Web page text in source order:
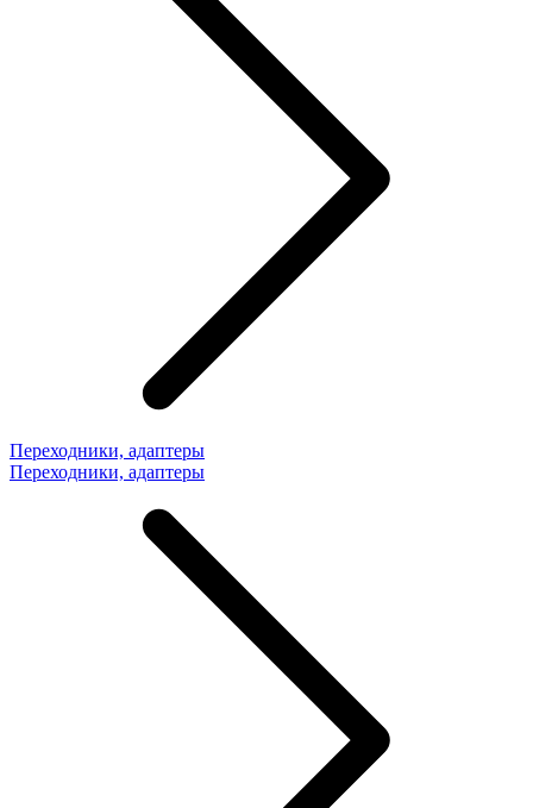
Переходники, адаптеры
Переходники, адаптеры